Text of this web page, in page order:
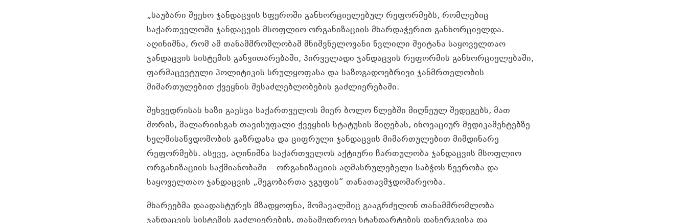
„საუბარი შეეხო ჯანდაცვის სფეროში განხორციელებულ რეფორმებს, რომლებიც
საქართველოში ჯანდაცვის მსოფლიო ორგანიზაციის მხარდაჭერით განხორციელდა.
აღინიშნა, რომ ამ თანამშრომლობამ მნიშვნელოვანი წვლილი შეიტანა საყოველთაო
ჯანდაცვის სისტემის განვითარებაში, პირველადი ჯანდაცვის რეფორმის განხორციელებაში,
ფარმაცევტული პოლიტიკის სრულყოფასა და საზოგადოებრივი ჯანმრთელობის
მიმართულებით ქვეყნის შესაძლებლობების გაძლიერებაში.
შეხვედრისას ხაზი გაესვა საქართველოს მიერ ბოლო წლებში მიღწეულ შედეგებს, მათ
შორის, მალარიისგან თავისუფალი ქვეყნის სტატუსის მიღებას, ინოვაციურ მედიკამენტებზე
ხელმისაწვდომობის გაზრდასა და ციფრული ჯანდაცვის მიმართულებით მიმდინარე
რეფორმებს. ასევე, აღინიშნა საქართველოს აქტიური ჩართულობა ჯანდაცვის მსოფლიო
ორგანიზაციის საქმიანობაში – ორგანიზაციის აღმასრულებელი საბჭოს წევრობა და
საყოველთაო ჯანდაცვის „მეგობართა ჯგუფის“ თანათავმჯდომარეობა.
მხარეებმა დაადასტურეს მზადყოფნა, მომავალშიც გააგრძელონ თანამშრომლობა
ჯანდაცვის სისტემის გაძლიერების, თანამედროვე სტანდარტების დანერგვისა და